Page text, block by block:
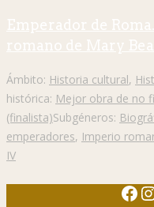
Emperador de
romano de Mary
Ámbito: Historia cultural,
histórica: Mejor obra de no
(finalista)Subgéneros:
emperadores, Imperio
IV